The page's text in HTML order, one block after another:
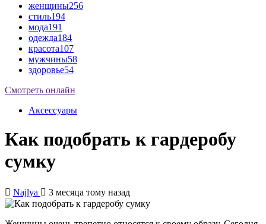
женщины256
стиль194
мода191
одежда184
красота107
мужчины58
здоровье54
Смотреть онлайн
Аксессуары
Как подобрать к гардеробу
сумку
Najlya 3 месяца тому назад